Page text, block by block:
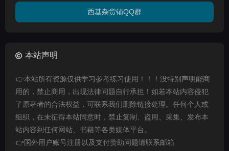
西基杂货铺QQ群
本站声明
👉本站所有资源仅供学习参考练习使用！！！没特别声明能商
用的，禁止商用，出现法律问题自行承担！如若本站内容侵犯
了原著者的合法权益，可联系我们删除链接处理。任何个人或
组织，在未征得本站同意时，禁止复制、盗用、采集、发布本
站内容到任何网站、书籍等各类媒体平台。
👉国外用户账号注册以及支付赞助问题请联系邮箱